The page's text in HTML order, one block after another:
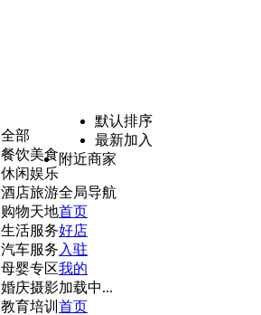
全部
餐饮美食
休闲娱乐
酒店旅游
购物天地
生活服务
汽车服务
母婴专区
婚庆摄影
教育培训
默认排序
最新加入
附近商家
全局导航
首页
好店
入驻
我的
加载中...
首页